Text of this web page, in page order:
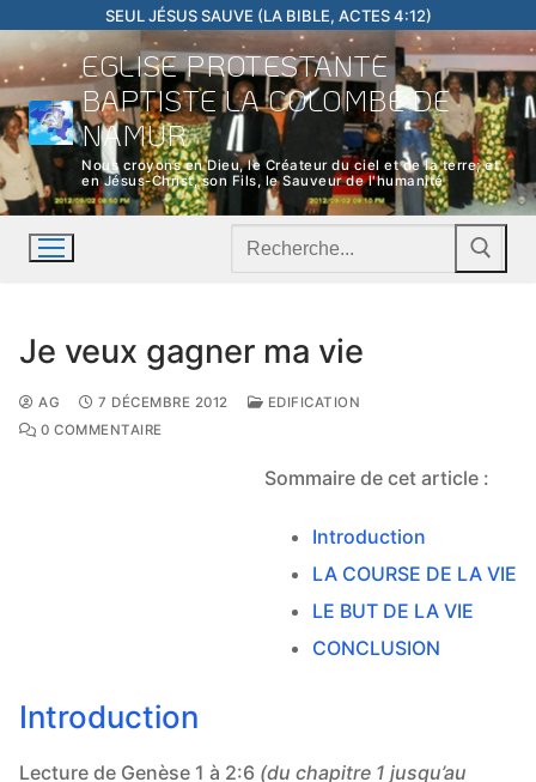
au
contenu
SEUL JÉSUS SAUVE (LA BIBLE, ACTES 4:12)
EGLISE PROTESTANTE
BAPTISTE LA COLOMBE DE
NAMUR
Nous croyons en Dieu, le Créateur du ciel et de la terre; et
en Jésus-Christ, son Fils, le Sauveur de l'humanité
Rechercher
Je veux gagner ma vie
AG 7 DÉCEMBRE 2012
EDIFICATION
0 COMMENTAIRE
Sommaire de cet article :
Introduction
LA COURSE DE LA VIE
LE BUT DE LA VIE
CONCLUSION
Introduction
Lecture de Genèse 1 à 2:6 (du chapitre 1 jusqu’au